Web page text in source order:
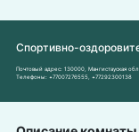
Спортивно-
Почтовый адрес: 130000, Мангистауская
Телефоны: +77007276555 +77292300138